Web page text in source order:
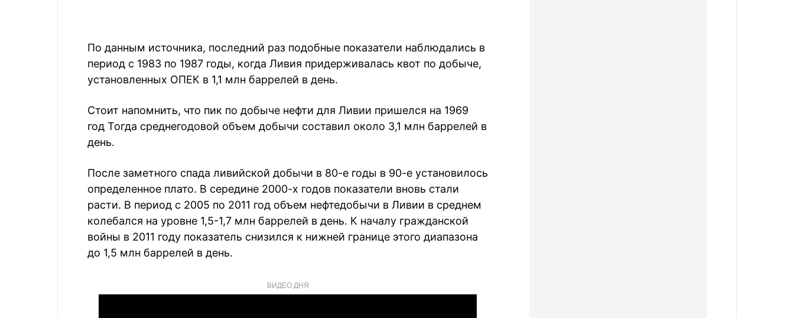
По данным источника, последний раз подобные показатели наблюдались в
период с 1983 по 1987 годы, когда Ливия придерживалась квот по добыче,
установленных ОПЕК в 1,1 млн баррелей в день.
Стоит напомнить, что пик по добыче нефти для Ливии пришелся на 1969
год Тогда среднегодовой объем добычи составил около 3,1 млн баррелей в
день.
После заметного спада ливийской добычи в 80-е годы в 90-е установилось
определенное плато. В середине 2000-х годов показатели вновь стали
расти. В период с 2005 по 2011 год объем нефтедобычи в Ливии в среднем
колебался на уровне 1,5-1,7 млн баррелей в день. К началу гражданской
войны в 2011 году показатель снизился к нижней границе этого диапазона
до 1,5 млн баррелей в день.
ВИДЕО ДНЯ